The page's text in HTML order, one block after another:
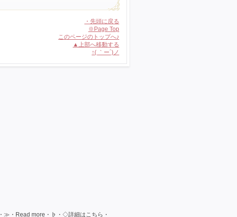
・先頭に戻る
※Page Top
このページのトップへ♪
▲上部へ移動する
↑( ｀ー´)ノ
≫・Read more・♭・◇詳細はこちら・